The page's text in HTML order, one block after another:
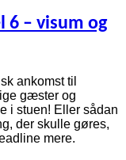
6 – visum og
ankomst til
gæster og
i stuen! Eller sådan
der skulle gøres,
mere.